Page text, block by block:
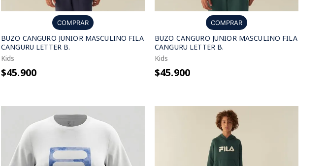
COMPRAR
BUZO CANGURO JUNIOR MASCULINO FILA
CANGURU LETTER B.
Kids
$45.900
COMPRAR
BUZO CANGURO JUNIOR MASCULINO FILA
CANGURU LETTER B.
Kids
$45.900